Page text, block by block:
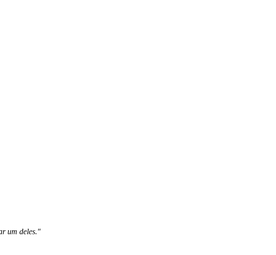
um deles."